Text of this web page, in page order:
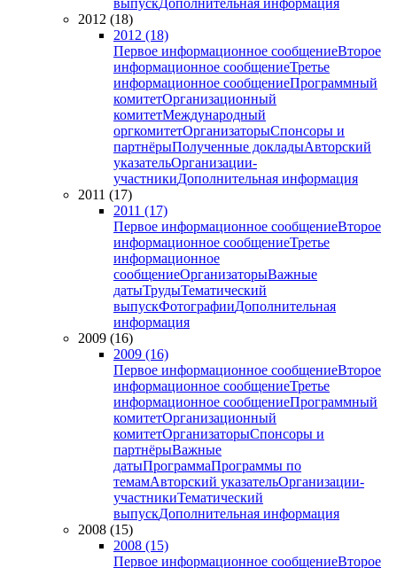
выпускДополнительная информация
2012 (18)
2012 (18)
Первое информационное сообщениеВторое
информационное сообщениеТретье
информационное сообщениеПрограммный
комитетОрганизационный
комитетМеждународный
оргкомитетОрганизаторыСпонсоры и
партнёрыПолученные докладыАвторский
указательОрганизации-
участникиДополнительная информация
2011 (17)
2011 (17)
Первое информационное сообщениеВторое
информационное сообщениеТретье
информационное
сообщениеОрганизаторыВажные
датыТрудыТематический
выпускФотографииДополнительная
информация
2009 (16)
2009 (16)
Первое информационное сообщениеВторое
информационное сообщениеТретье
информационное сообщениеПрограммный
комитетОрганизационный
комитетОрганизаторыСпонсоры и
партнёрыВажные
датыПрограммаПрограммы по
темамАвторский указательОрганизации-
участникиТематический
выпускДополнительная информация
2008 (15)
2008 (15)
Первое информационное сообщениеВторое